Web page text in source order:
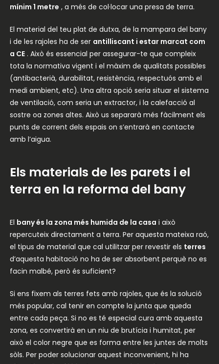
mínim 1 metre , a més de col·locar una presa de terra.
El material del teu plat de dutxa, de la mampara del bany
i de les rajoles ha de ser antilliscant i estar marcat com
a CE . Això és essencial per assegurar-te que compleix
tota la normativa vigent i el màxim de qualitats possibles
(antibacterià, durabilitat, resistència, respectuós amb el
medi ambient, etc). Una altra opció seria situar el sistema
de ventilació, com seria un extractor, i la calefacció al
sostre oa zones altes. Això us separarà més fàcilment els
punts de corrent dels espais on s’entrarà en contacte
amb l’aigua.
Els materials de les parets i el
terra en la reforma del bany
El bany és la zona més humida de la casa i això
repercuteix directament a terra. Per aquesta mateixa raó,
el tipus de material que cal utilitzar per revestir els terres
d’aquesta habitació no ha de ser absorbent perquè no es
facin malbé, però és suficient?
Si ens fixem als terres fets amb rajoles, que és la solució
més popular, cal tenir en compte la junta que queda
entre cada peça. Si no es té especial cura amb aquesta
zona, es convertirà en un niu de brutícia i humitat, per
això el color negre que es forma entre les juntes de molts
sòls. Per poder solucionar aquest inconvenient, hi ha